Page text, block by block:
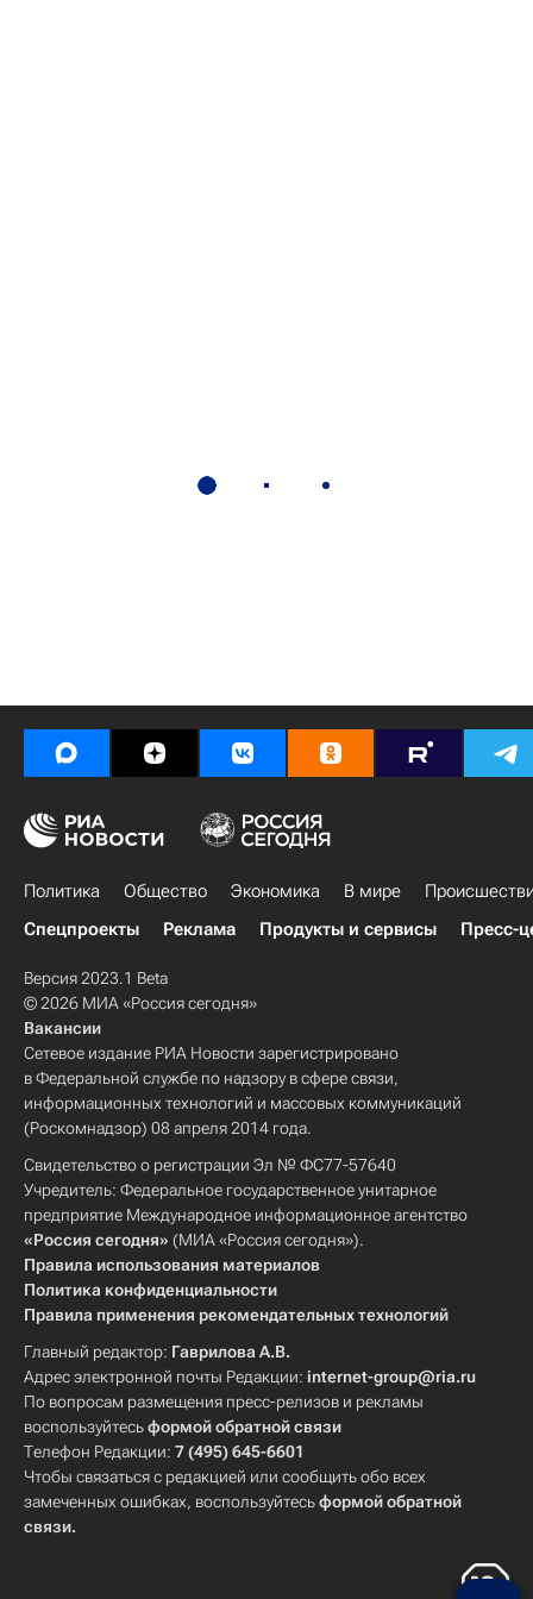
Политика Общество Экономика В мире
Спецпроекты
Реклама Продукты и сервисы Пресс-
Версия 2023.1 Beta
© 2026 МИА «Россия сегодня»
Вакансии
Сетевое издание РИА Новости зарегистрировано
в Федеральной службе по надзору в сфере связи,
информационных технологий и массовых коммуникаций
(Роскомнадзор) 08 апреля 2014 года.
Свидетельство о регистрации Эл № ФС77-57640
Учредитель: Федеральное государственное унитарное
предприятие Международное информационное агентство
«Россия сегодня» (МИА «Россия сегодня»).
Правила использования материалов
Политика конфиденциальности
Правила применения рекомендательных технологий
Главный редактор: Гаврилова А.В.
Адрес электронной почты Редакции: internet-group@ria.ru
По вопросам размещения пресс-релизов и рекламы
воспользуйтесьформой обратной связи
Телефон Редакции: 7 (495) 645-6601
Чтобы связаться с редакцией или сообщить обо всех
замеченных ошибках, воспользуйтесьформой обратной
связи.